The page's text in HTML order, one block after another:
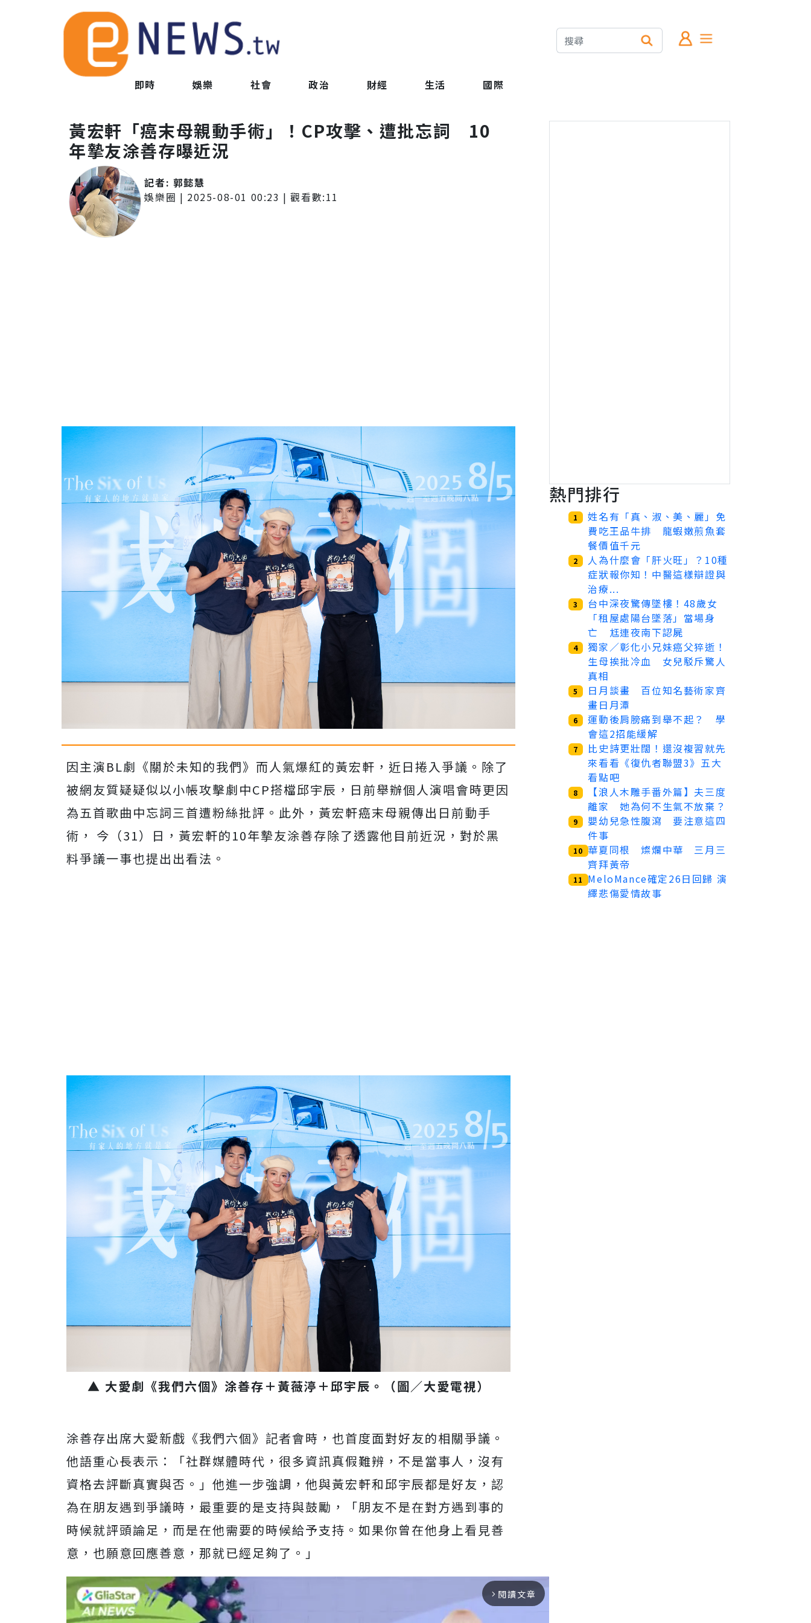
即時 娛樂 社會 政治 財經 生活 國際
黃宏軒「癌末母親動手術」！CP攻擊、遭批忘詞 10
年摯友涂善存曝近況
記者: 郭懿慧
娛樂圈 | 2025-08-01 00:23 | 觀看數:11
因主演BL劇《關於未知的我們》而人氣爆紅的黃宏軒，近日捲入爭議。除了
被網友質疑疑似以小帳攻擊劇中CP搭檔邱宇辰，日前舉辦個人演唱會時更因
為五首歌曲中忘詞三首遭粉絲批評。此外，黃宏軒癌末母親傳出日前動手
術， 今（31）日，黃宏軒的10年摯友涂善存除了透露他目前近況，對於黑
料爭議一事也提出出看法。
▲ 大愛劇《我們六個》涂善存＋黃薇渟＋邱宇辰。（圖／大愛電視）
涂善存出席大愛新戲《我們六個》記者會時，也首度面對好友的相關爭議。
他語重心長表示：「社群媒體時代，很多資訊真假難辨，不是當事人，沒有
資格去評斷真實與否。」他進一步強調，他與黃宏軒和邱宇辰都是好友，認
為在朋友遇到爭議時，最重要的是支持與鼓勵，「朋友不是在對方遇到事的
時候就評頭論足，而是在他需要的時候給予支持。如果你曾在他身上看見善
意，也願意回應善意，那就已經足夠了。」
arrow_forward_ios 閱讀文章
熱門排行
1
姓名有「真、淑、美、麗」免
費吃王品牛排 龍蝦嫩煎魚套
餐價值千元
2
人為什麼會「肝火旺」？10種
症狀報你知！中醫這樣辯證與
治療...
3
台中深夜驚傳墜樓！48歲女
「租屋處陽台墜落」當場身
亡 尪連夜南下認屍
4
獨家／彰化小兄妹癌父猝逝！
生母挨批冷血 女兒駁斥驚人
真相
5
日月談畫 百位知名藝術家齊
畫日月潭
6
運動後肩膀痛到舉不起？ 學
會這2招能緩解
7
比史詩更壯闊！還沒複習就先
來看看《復仇者聯盟3》五大
看點吧
8
【浪人木雕手番外篇】夫三度
離家 她為何不生氣不放棄？
9
嬰幼兒急性腹瀉 要注意這四
件事
10 華夏同根 燦爛中華 三月三
齊拜黃帝
11
MeloMance確定26日回歸 演
繹悲傷愛情故事